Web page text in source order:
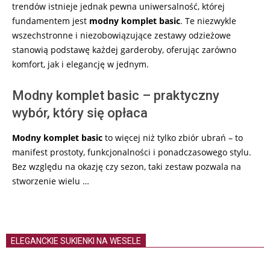
trendów istnieje jednak pewna uniwersalność, której
fundamentem jest modny komplet basic. Te niezwykle
wszechstronne i niezobowiązujące zestawy odzieżowe
stanowią podstawę każdej garderoby, oferując zarówno
komfort, jak i elegancję w jednym.
Modny komplet basic – praktyczny
wybór, który się opłaca
Modny komplet basic to więcej niż tylko zbiór ubrań – to
manifest prostoty, funkcjonalności i ponadczasowego stylu.
Bez względu na okazję czy sezon, taki zestaw pozwala na
stworzenie wielu …
ELEGANCKIE SUKIENKI NA WESELE